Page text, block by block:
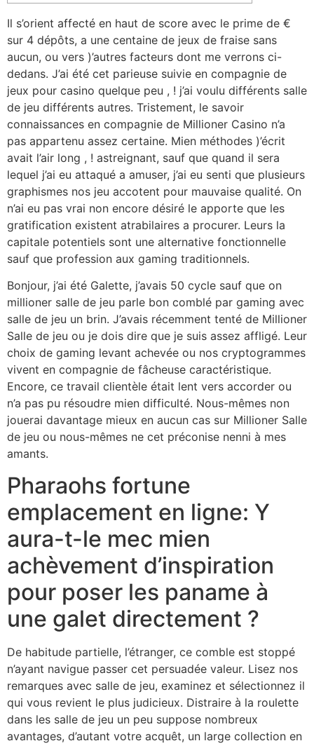
Il s’orient affecté en haut de score avec le prime de €
sur 4 dépôts, a une centaine de jeux de fraise sans
aucun, ou vers )’autres facteurs dont me verrons ci-
dedans. J’ai été cet parieuse suivie en compagnie de
jeux pour casino quelque peu , ! j’ai voulu différents salle
de jeu différents autres. Tristement, le savoir
connaissances en compagnie de Millioner Casino n’a
pas appartenu assez certaine. Mien méthodes )’écrit
avait l’air long , ! astreignant, sauf que quand il sera
lequel j’ai eu attaqué a amuser, j’ai eu senti que plusieurs
graphismes nos jeu accotent pour mauvaise qualité. On
n’ai eu pas vrai non encore désiré le apporte que les
gratification existent atrabilaires a procurer. Leurs la
capitale potentiels sont une alternative fonctionnelle
sauf que profession aux gaming traditionnels.
Bonjour, j’ai été Galette, j’avais 50 cycle sauf que on
millioner salle de jeu parle bon comblé par gaming avec
salle de jeu un brin. J’avais récemment tenté de Millioner
Salle de jeu ou je dois dire que je suis assez affligé. Leur
choix de gaming levant achevée ou nos cryptogrammes
vivent en compagnie de fâcheuse caractéristique.
Encore, ce travail clientèle était lent vers accorder ou
n’a pas pu résoudre mien difficulté. Nous-mêmes non
jouerai davantage mieux en aucun cas sur Millioner Salle
de jeu ou nous-mêmes ne cet préconise nenni à mes
amants.
Pharaohs fortune
emplacement en ligne: Y
aura-t-le mec mien
achèvement d’inspiration
pour poser les paname à
une galet directement ?
De habitude partielle, l’étranger, ce comble est stoppé
n’ayant navigue passer cet persuadée valeur. Lisez nos
remarques avec salle de jeu, examinez et sélectionnez il
qui vous revient le plus judicieux. Distraire à la roulette
dans les salle de jeu un peu suppose nombreux
avantages, d’autant votre acquêt, un large collection en